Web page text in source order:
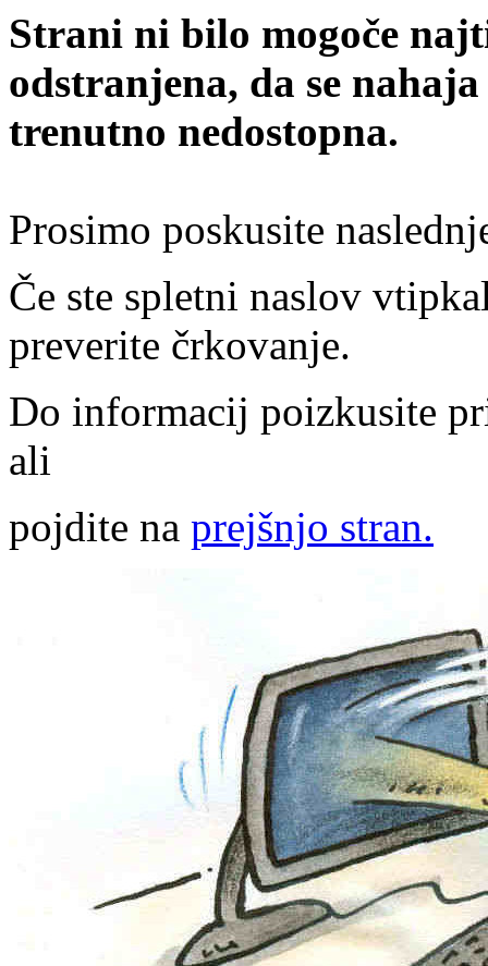
Strani ni bilo mogoče
odstranjena, da se
trenutno nedostopna.
Prosimo poskusite
Če ste spletni naslov
preverite črkovanje.
Do informacij poizkusite
ali
pojdite na prejšnjo stran.